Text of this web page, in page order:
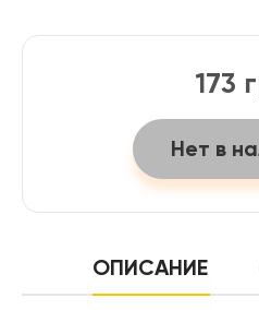
173
Нет в
ОПИСАНИЕ